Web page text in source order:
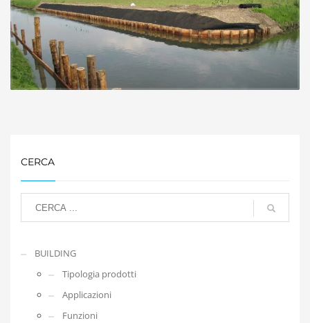
CERCA
BUILDING
Tipologia prodotti
Applicazioni
Funzioni